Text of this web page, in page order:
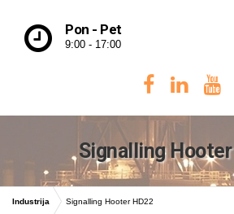
Pon - Pet
9:00 - 17:00
Signalling
Industrija Signalling Hooter HD22